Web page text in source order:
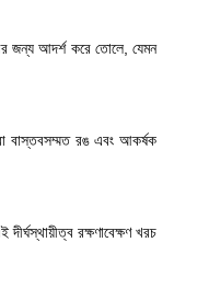
জন্য আদর্শ করে তোলে, যেমন
বাস্তবসম্মত রঙ এবং আকর্ষক
রক্ষণাবেক্ষণ খরচ